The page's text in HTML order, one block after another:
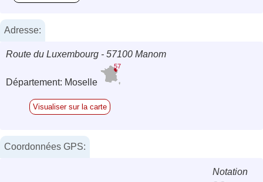
Adresse:
Route du Luxembourg - 57100 Manom
Département: Moselle
57
Visualiser sur la carte
Coordonnées GPS:
Notation